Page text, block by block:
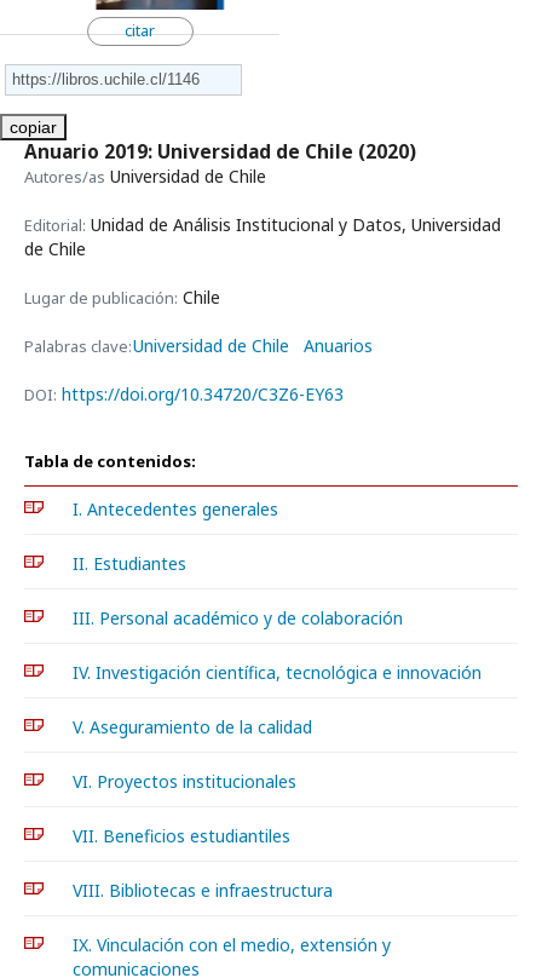
citar
copiar
Anuario 2019: Universidad de Chile (2020)
Autores/as Universidad de Chile
Editorial: Unidad de Análisis Institucional y Datos, Universidad
de Chile
Lugar de publicación: Chile
Palabras clave:Universidad de Chile Anuarios
DOI: https://doi.org/10.34720/C3Z6-EY63
Tabla de contenidos:
I. Antecedentes generales
II. Estudiantes
III. Personal académico y de colaboración
IV. Investigación científica, tecnológica e innovación
V. Aseguramiento de la calidad
VI. Proyectos institucionales
VII. Beneficios estudiantiles
VIII. Bibliotecas e infraestructura
IX. Vinculación con el medio, extensión y
comunicaciones